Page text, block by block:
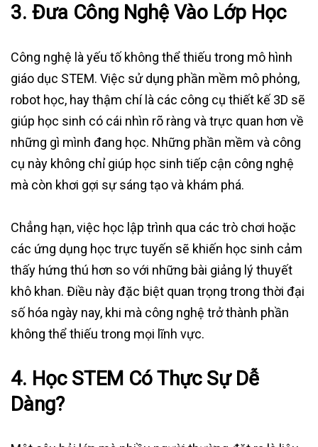
3. Đưa Công Nghệ Vào Lớp Học
Công nghệ là yếu tố không thể thiếu trong mô hình
giáo dục STEM. Việc sử dụng phần mềm mô phỏng,
robot học, hay thậm chí là các công cụ thiết kế 3D sẽ
giúp học sinh có cái nhìn rõ ràng và trực quan hơn về
những gì mình đang học. Những phần mềm và công
cụ này không chỉ giúp học sinh tiếp cận công nghệ
mà còn khơi gợi sự sáng tạo và khám phá.
Chẳng hạn, việc học lập trình qua các trò chơi hoặc
các ứng dụng học trực tuyến sẽ khiến học sinh cảm
thấy hứng thú hơn so với những bài giảng lý thuyết
khô khan. Điều này đặc biệt quan trọng trong thời đại
số hóa ngày nay, khi mà công nghệ trở thành phần
không thể thiếu trong mọi lĩnh vực.
4. Học STEM Có Thực Sự Dễ
Dàng?